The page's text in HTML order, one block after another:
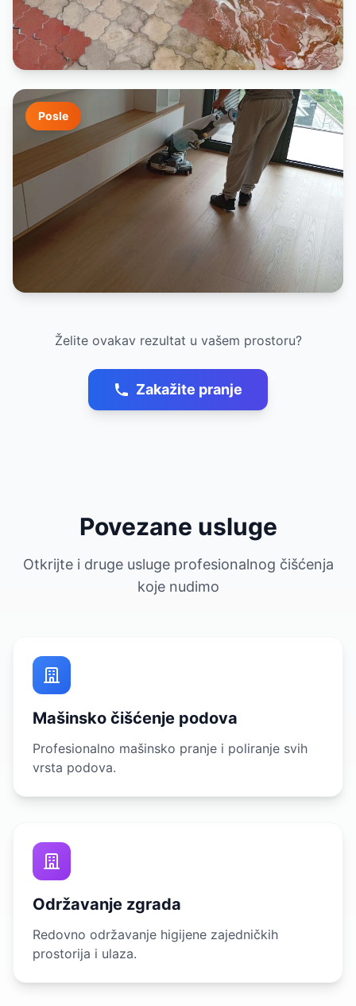
Posle
Želite ovakav rezultat u vašem prostoru?
Zakažite pranje
Povezane usluge
Otkrijte i druge usluge profesionalnog čišćenja
koje nudimo
Mašinsko čišćenje podova
Profesionalno mašinsko pranje i poliranje svih
vrsta podova.
Održavanje zgrada
Redovno održavanje higijene zajedničkih
prostorija i ulaza.